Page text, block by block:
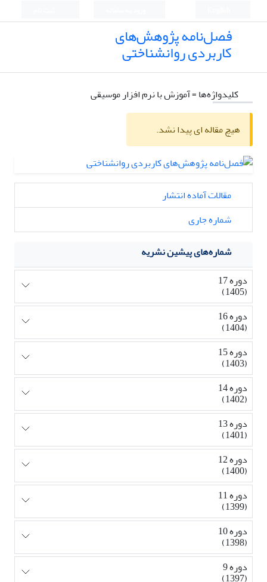
فصل‌نامه پژوهش‌های
کاربردی روانشناختی
کلیدواژه‌ها =آموزش با نرم افزار موسیقی
هیچ مقاله ای پیدا نشد.
مقالات آماده انتشار
شماره جاری
شماره‌های پیشین نشریه
دوره 17
(1405)
دوره 16
(1404)
دوره 15
(1403)
دوره 14
(1402)
دوره 13
(1401)
دوره 12
(1400)
دوره 11
(1399)
دوره 10
(1398)
دوره 9